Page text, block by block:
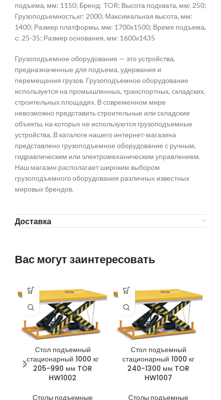
подъема, мм: 1150; Бренд: TOR; Высота подхвата, мм: 250;
Грузоподъемность,кг: 2000; Максимальная высота, мм:
1400; Размер платформы, мм: 1700х1500; Время подъема,
с: 25-35; Размер основания, мм: 1600х1435
Грузоподъемное оборудование — это устройства,
предназначенные для подъема, удержания и
перемещения грузов. Грузоподъемное оборудование
используется на промышленных, транспортных, складских,
строительных площадях. В современном мире
невозможно представить строительные или складские
объекты, на которых не используются грузоподъемные
устройства. В каталоге нашего интернет-магазина
представлено грузоподъемное оборудование с ручным,
гидравлическим или электромеханическим управлением.
Наш магазин располагает широким выбором
грузоподъемного оборудования различных известных
мировых брендов.
Доставка
Вас могут заинтересовать
Стол подъемный
стационарный 1000 кг
205-990 мм TOR
HW1002
Столы подъемные
Стол подъемный
стационарный 1000 кг
240-1300 мм TOR
HW1007
Столы подъемные